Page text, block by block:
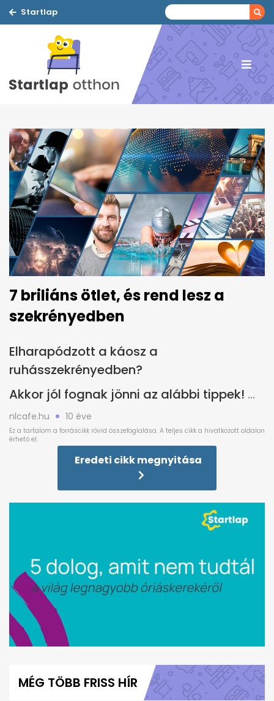
Startlap
7 briliáns ötlet, és rend lesz a
szekrényedben
Elharapódzott a káosz a
ruhásszekrényedben?
Akkor jól fognak jönni az alábbi tippek!
nlcafe.hu 10 éve
Eredeti cikk megnyitása
47
seconds
MÉG TÖBB FRISS HÍR